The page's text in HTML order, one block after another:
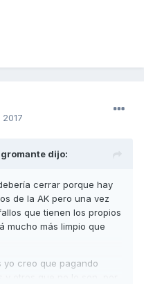
dijo:
cerrar porque hay
de la AK pero una vez
que tienen los propios
mucho más limpio que
yo creo que pagando